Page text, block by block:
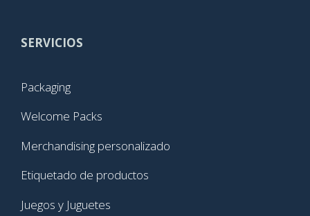
SERVICIOS
Packaging
Welcome Packs
Merchandising personalizado
Etiquetado de productos
Juegos y Juguetes